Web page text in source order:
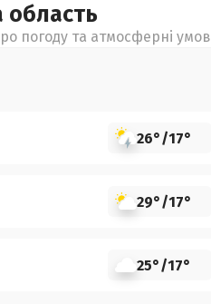
область
погоду та атмосферні
26°/17°
29°/17°
25°/17°